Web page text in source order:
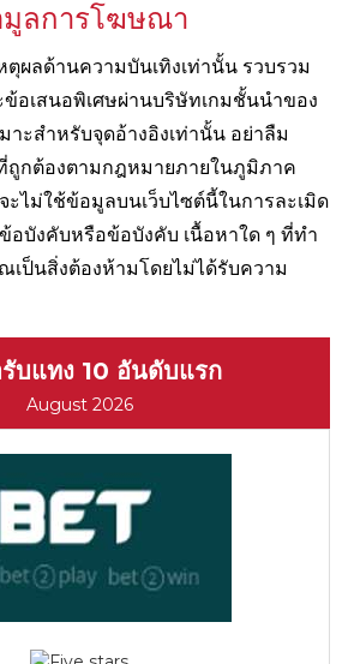
มูลการโฆษณา
ตุผลด้านความบันเทิงเท่านั้น รวบรวม
อเสนอพิเศษผ่านบริษัทเกมชั้นนำของ
ะสำหรับจุดอ้างอิงเท่านั้น อย่าลืม
ถูกต้องตามกฎหมายภายในภูมิภาค
ไม่ใช้ข้อมูลบนเว็บไซต์นี้ในการละเมิด
อบังคับหรือข้อบังคับ เนื้อหาใด ๆ ที่ทำ
เป็นสิ่งต้องห้ามโดยไม่ได้รับความ
รับแทง 10 อันดับแรก
August 2026